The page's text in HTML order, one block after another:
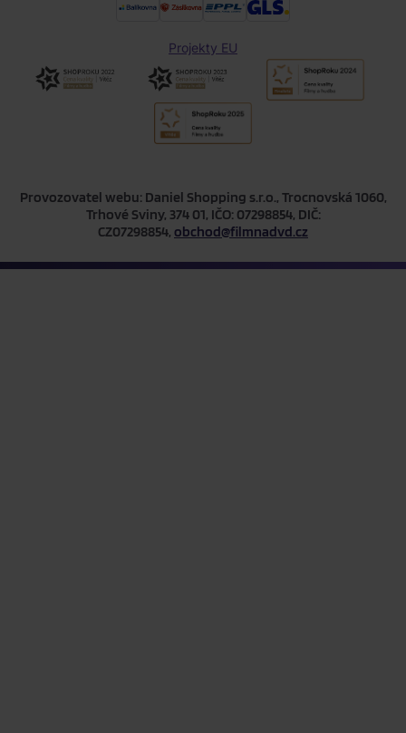
Projekty EU
Provozovatel webu: Daniel Shopping s.r.o., Trocnovská 1060,
Trhové Sviny, 374 01, IČO: 07298854, DIČ:
CZ07298854, obchod@filmnadvd.cz